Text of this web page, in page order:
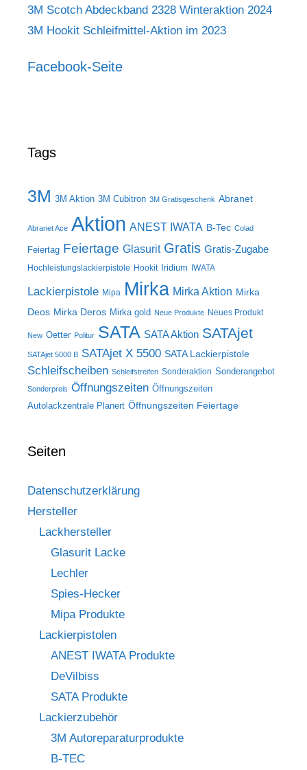
3M Scotch Abdeckband 2328 Winteraktion 2024
3M Hookit Schleifmittel-Aktion im 2023
Facebook-Seite
Tags
3M 3M Aktion 3M Cubitron 3M Gratisgeschenk Abranet
Abranet Ace Aktion ANEST IWATA B-Tec Colad
Feiertag Feiertage Glasurit Gratis Gratis-Zugabe
Hochleistungslackierpistole Hookit Iridium IWATA
Lackierpistole Mipa Mirka Mirka Aktion Mirka
Deos Mirka Deros Mirka gold Neue Produkte Neues Produkt
New Oetter Politur SATA SATA Aktion SATAjet
SATAjet 5000 B SATAjet X 5500 SATA Lackierpistole
Schleifscheiben Schleifstreifen Sonderaktion Sonderangebot
Sonderpreis Öffnungszeiten Öffnungszeiten
Autolackzentrale Planert Öffnungszeiten Feiertage
Seiten
Datenschutzerklärung
Hersteller
Lackhersteller
Glasurit Lacke
Lechler
Spies-Hecker
Mipa Produkte
Lackierpistolen
ANEST IWATA Produkte
DeVilbiss
SATA Produkte
Lackierzubehör
3M Autoreparaturprodukte
B-TEC